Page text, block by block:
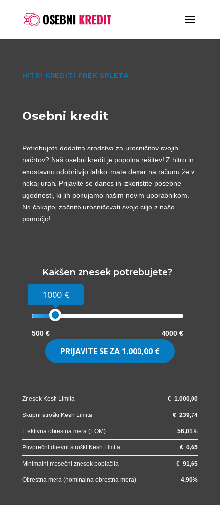
HITRI KREDITI PREK SPLETA
Osebni kredit
Potrebujete dodatna sredstva za uresničitev svojih
načrtov? Naš osebni kredit je popolna rešitev! Z hitro in
enostavno odobritvijo lahko imate denar na računu že v
nekaj urah. Prijavite se danes in izkoristite posebne
ugodnosti, ki jih ponujamo našim novim uporabnikom.
Ne čakajte, začnite uresničevati svoje cilje z našo
pomočjo!
Kakšen znesek potrebujete?
1000 €
500 € 4000 €
PRIJAVITE SE ZA 1.000,00 €
Znesek Kesh Limita €1.000,00
Skupni stroški Kesh Limita €239,74
Efektivna obrestna mera (EOM) 56,01%
Povprečni dnevni stroški Kesh Limita €0,65
Minimalni mesečni znesek poplačila €91,65
Obrestna mera (nominalna obrestna mera) 4.90%